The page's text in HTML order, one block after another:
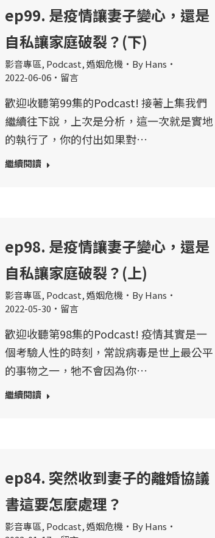
ep99. 是疫情讓妻子變心，還是
自私讓家庭破裂？(下)
影音專區, Podcast,婚姻危機 ByHans
2022-06-06
留言
歡迎收聽第99集的Podcast! 接著上集我們
繼續往下說，上次是分析，這一次就是實地
的執行了，你的付出如果對…
繼續閱讀
ep98. 是疫情讓妻子變心，還是
自私讓家庭破裂？(上)
影音專區, Podcast,婚姻危機 ByHans
2022-05-30
留言
歡迎收聽第98集的Podcast! 疫情其實是一
個考驗人性的時刻，常說病毒是世上最公平
的事物之一，牠不會因為你…
繼續閱讀
ep84. 突然收到妻子的離婚協議
書這要怎麼處理？
影音專區, Podcast,婚姻危機 ByHans